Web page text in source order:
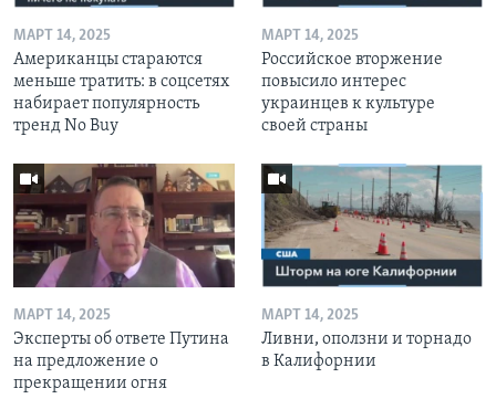
МАРТ 14, 2025
Американцы стараются
меньше тратить: в соцсетях
набирает популярность
тренд No Buy
МАРТ 14, 2025
Российское вторжение
повысило интерес
украинцев к культуре
своей страны
МАРТ 14, 2025
Эксперты об ответе Путина
на предложение о
прекращении огня
МАРТ 14, 2025
Ливни, оползни и торнадо
в Калифорнии